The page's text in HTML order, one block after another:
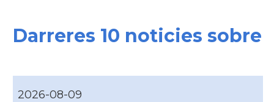
Darreres 10 noticies sobre
2026-08-09